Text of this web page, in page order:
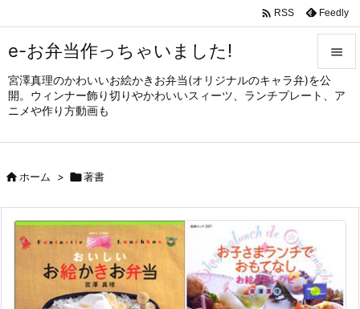
e-お弁当作っちゃいました!
宮澤真理のかわいいお絵かきお弁当(オリジナルのキャラ弁)を公
開。ウィンナー飾り切りやかわいいスィーツ、ランチプレート、ア
ニメや作り方動画も


メニュ
サイド

次へ
 RSS Feedly
ホーム > 著書